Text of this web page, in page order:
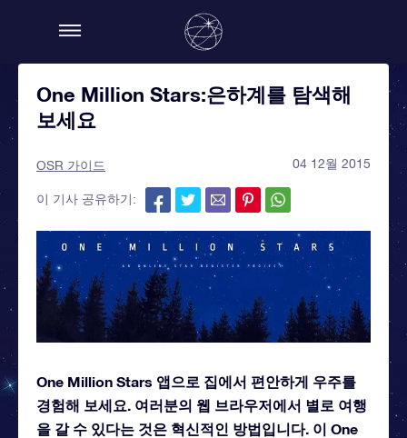
One Million Stars:은하계를 탐색해
보세요
OSR 가이드 04 12월 2015
이 기사 공유하기:
One Million Stars 앱으로 집에서 편안하게 우주를
경험해 보세요. 여러분의 웹 브라우저에서 별로 여행
을 갈 수 있다는 것은 혁신적인 방법입니다. 이 One